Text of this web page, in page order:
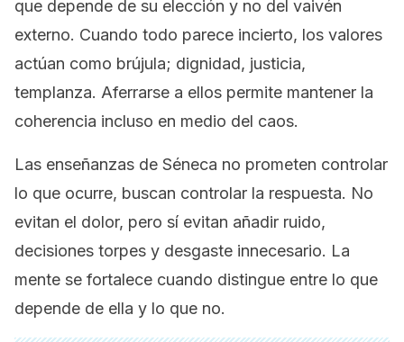
que depende de su elección y no del vaivén
externo. Cuando todo parece incierto, los valores
actúan como brújula; dignidad, justicia,
templanza. Aferrarse a ellos permite mantener la
coherencia incluso en medio del caos.
Las enseñanzas de Séneca no prometen controlar
lo que ocurre, buscan controlar la respuesta. No
evitan el dolor, pero sí evitan añadir ruido,
decisiones torpes y desgaste innecesario. La
mente se fortalece cuando distingue entre lo que
depende de ella y lo que no.